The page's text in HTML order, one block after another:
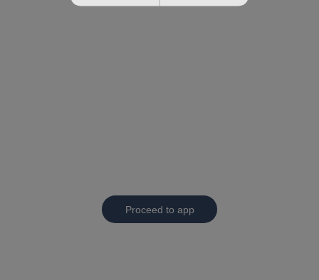
Proceed to app